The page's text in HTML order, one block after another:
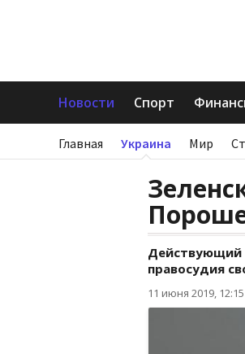
Новости Спорт
Главная Украина Мир
Действующий
правосудия
11 июня 2019, 12:15